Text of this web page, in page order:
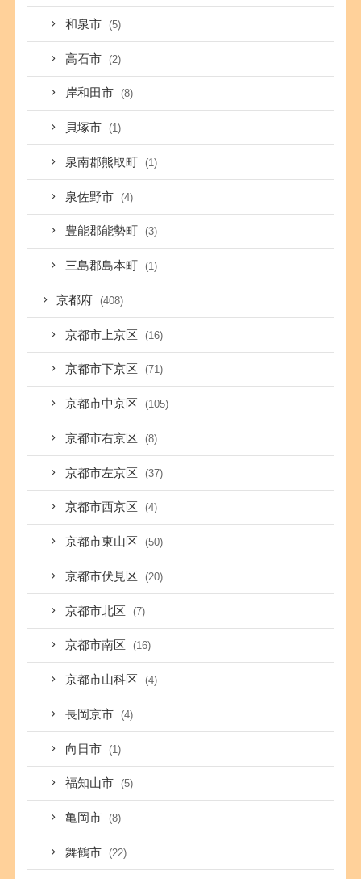
和泉市 (5)
高石市 (2)
岸和田市 (8)
貝塚市 (1)
泉南郡熊取町 (1)
泉佐野市 (4)
豊能郡能勢町 (3)
三島郡島本町 (1)
京都府 (408)
京都市上京区 (16)
京都市下京区 (71)
京都市中京区 (105)
京都市右京区 (8)
京都市左京区 (37)
京都市西京区 (4)
京都市東山区 (50)
京都市伏見区 (20)
京都市北区 (7)
京都市南区 (16)
京都市山科区 (4)
長岡京市 (4)
向日市 (1)
福知山市 (5)
亀岡市 (8)
舞鶴市 (22)